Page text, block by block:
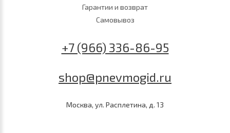
Гарантии и возврат
Самовывоз
+7 (966) 336-86-95
shop@pnevmogid.ru
Москва, ул. Расплетина, д. 13